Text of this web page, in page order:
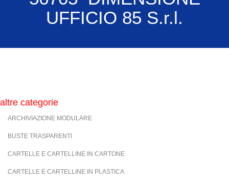
UFFICIO 85 S.r.l.
altre categorie
ARCHIVIAZIONE MODULARE
BUSTE TRASPARENTI
CARTELLE E CARTELLINE IN CARTONE
CARTELLE E CARTELLINE IN PLASTICA